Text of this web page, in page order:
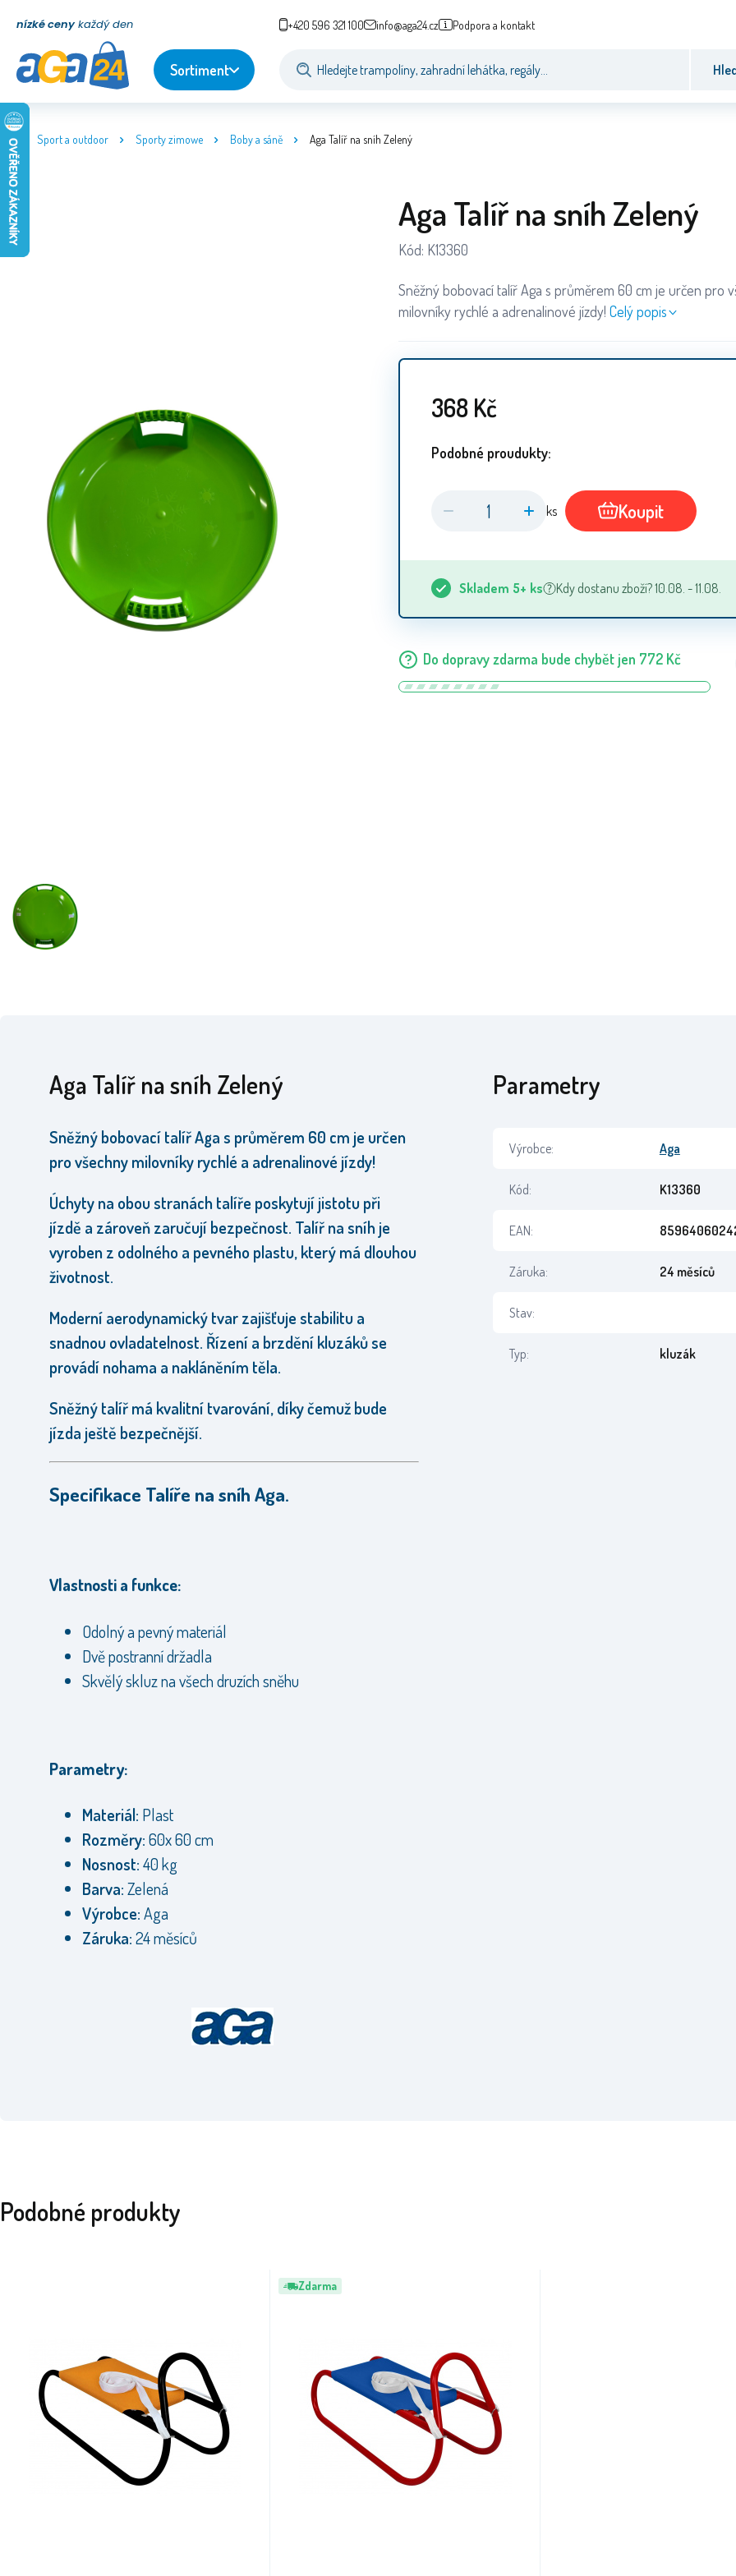
nízké ceny každý den +420 596 321 100 info@aga24.cz Podpora a kontakt
Sortiment
Sport a outdoor Sporty zimowe Boby a sáně Aga Talíř na sníh Zelený
Aga Talíř na sníh Zelený
Kód: K13360
Sněžný bobovací talíř Aga s průměrem 60 cm je určen pro
milovníky rychlé a adrenalinové jízdy! Celý popis
368 Kč
Podobné proudukty:
ks Koupit
Skladem 5+ ks Kdy dostanu zboží? 10.08. - 11.08.
Do dopravy zdarma bude chybět jen 772 Kč
Aga Talíř na sníh Zelený
Sněžný bobovací talíř Aga s průměrem 60 cm je určen
pro všechny milovníky rychlé a adrenalinové jízdy!
Úchyty na obou stranách talíře poskytují jistotu při
jízdě a zároveň zaručují bezpečnost. Talíř na sníh je
vyroben z odolného a pevného plastu, který má dlouhou
životnost.
Moderní aerodynamický tvar zajišťuje stabilitu a
snadnou ovladatelnost. Řízení a brzdění kluzáků se
provádí nohama a nakláněním těla.
Sněžný talíř má kvalitní tvarování, díky čemuž bude
jízda ještě bezpečnější.
Specifikace Talíře na sníh Aga.
Vlastnosti a funkce:
Odolný a pevný materiál
Dvě postranní držadla
Skvělý skluz na všech druzích sněhu
Parametry:
Materiál: Plast
Rozměry:60x 60 cm
Nosnost:40 kg
Barva:Zelená
Výrobce:Aga
Záruka:24 měsíců
Parametry
Výrobce: Aga
Kód: K13360
EAN:
Záruka: 24 měsíců
Stav:
Typ: kluzák
Podobné produkty
Zdarma